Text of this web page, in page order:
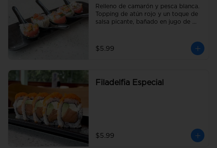
Relleno de camarón y pesca blanca.
Topping de atún rojo y un toque de
salsa picante, bañado en jugo de
$5.99
Filadelfia Especial
$5.99